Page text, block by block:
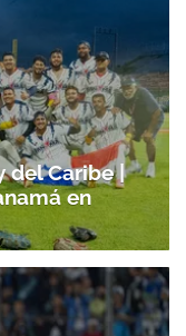
del Caribe |
en